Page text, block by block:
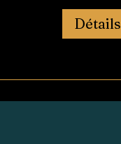
Détails